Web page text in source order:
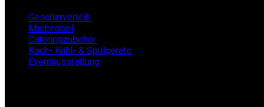
Geschirrverleih
Mietmöbel
Cateringzubehör
Koch- Kühl- & Spülgeräte
Eventausstattung